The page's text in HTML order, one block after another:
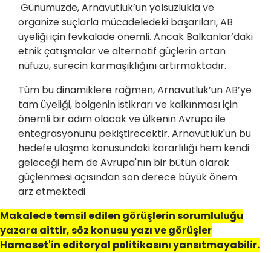
Günümüzde, Arnavutluk’un yolsuzlukla ve
organize suçlarla mücadeledeki başarıları, AB
üyeliği için fevkalade önemli. Ancak Balkanlar’daki
etnik çatışmalar ve alternatif güçlerin artan
nüfuzu, sürecin karmaşıklığını artırmaktadır.
Tüm bu dinamiklere rağmen, Arnavutluk’un AB’ye
tam üyeliği, bölgenin istikrarı ve kalkınması için
önemli bir adım olacak ve ülkenin Avrupa ile
entegrasyonunu pekiştirecektir. Arnavutluk'un bu
hedefe ulaşma konusundaki kararlılığı hem kendi
geleceği hem de Avrupa'nın bir bütün olarak
güçlenmesi açısından son derece büyük önem
arz etmektedi
Makalede temsil edilen görüşlerin sorumluluğu
yazara aittir, söz konusu yazı ve görüşler
Hamaset'in editoryal politikasını yansıtmayabilir.